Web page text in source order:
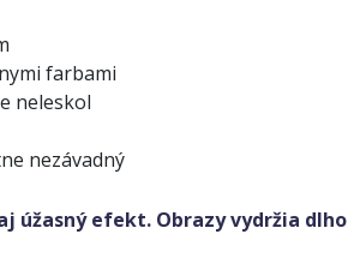
farbami
neleskol
nezávadný
úžasný efekt. Obrazy vydržia dlho